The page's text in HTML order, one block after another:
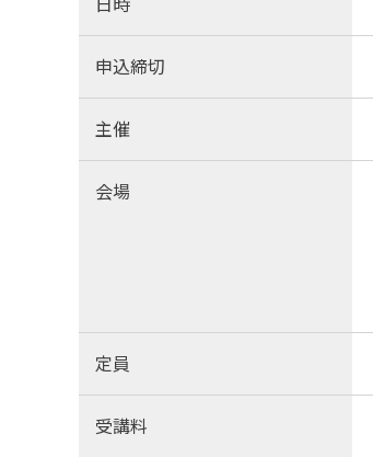
申込締切
主催
会場
定員
受講料